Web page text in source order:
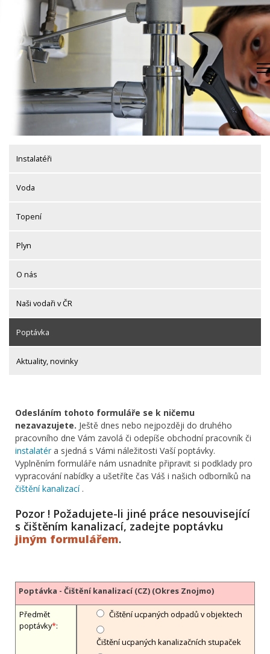
content
Instalatéři
Voda
Topení
Plyn
O nás
Naši vodaři v ČR
Poptávka
Aktuality, novinky
Odesláním tohoto formuláře se k ničemu
nezavazujete. Ještě dnes nebo nejpozději do druhého
pracovního dne Vám zavolá či odepíše obchodní pracovník či
instalatéra sjedná s Vámi náležitosti Vaší poptávky.
Vyplněním formuláře nám usnadníte připravit si podklady pro
vypracování nabídky a ušetříte čas Váš i našich odborníků na
čištění kanalizací.
Pozor ! Požadujete-li jiné práce nesouvisející
s čištěním kanalizací, zadejte poptávku
jiným formulářem.
Poptávka - Čištění kanalizací (CZ) (Okres Znojmo)
Předmět
poptávky*:
Čištění ucpaných odpadů v objektech
Čištění ucpaných kanalizačních stupaček